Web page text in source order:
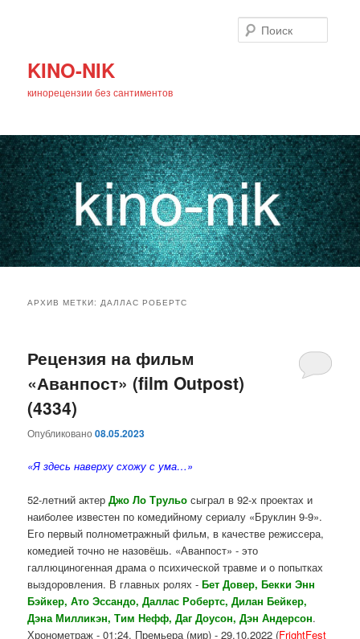
KINO-NIK
кинорецензии без сантиментов
основному
содержимому
дополнительному
содержимому
АРХИВ МЕТКИ:ДАЛЛАС РОБЕРТС
Рецензия на фильм
«Аванпост» (film Outpost)
(4334)
Опубликовано08.05.2023
«Я здесь наверху схожу с ума…»
52-летний актерДжо Ло Трульосыграл в 92-х проектах и
наиболее известен по комедийному сериалу «Бруклин 9-9».
Его первый полнометражный фильм, в качестве режиссера,
комедией точно не назовёшь. «Аванпост» - это
галлюциногенная драма о психической травме и о попытках
выздоровления. В главных ролях -Бет Довер, Бекки Энн
Бэйкер, Ато Эссандо, Даллас Робертс, Дилан Бейкер,
Дэна Милликэн, Тим Нефф, Даг Доусон, Дэн Андерсон.
Хронометраж - 01:24. Премьера (мир) - 29.10.2022 (FrightFest